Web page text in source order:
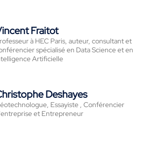
Fraitot
à HEC Paris, auteur, consultant et
spécialisé en Data Science et en
Artificielle
Deshayes
Essayiste , Conférencier
et Entrepreneur